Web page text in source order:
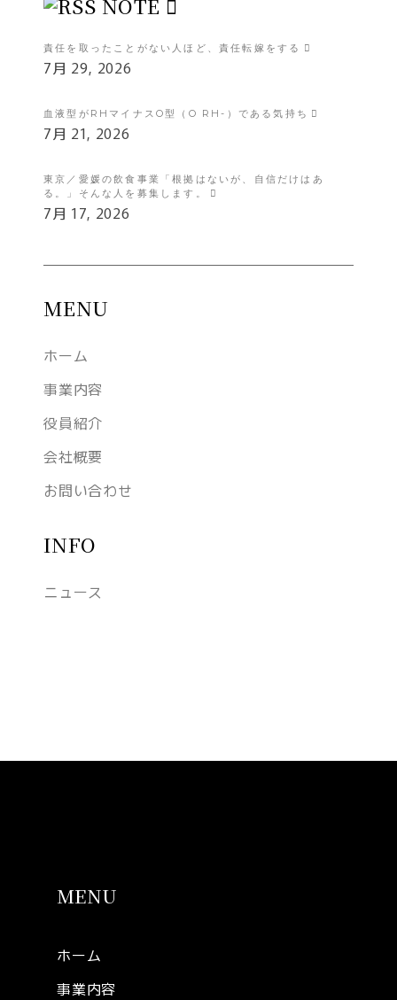
責任を取ったことがない人ほど、責任転嫁をする
7月 29, 2026
血液型がRHマイナスO型（O RH-）である気持ち
7月 21, 2026
東京／愛媛の飲食事業「根拠はないが、自信だけはあ
る。」そんな人を募集します。
7月 17, 2026
MENU
ホーム
事業内容
役員紹介
会社概要
お問い合わせ
INFO
ニュース
MENU
ホーム
事業内容